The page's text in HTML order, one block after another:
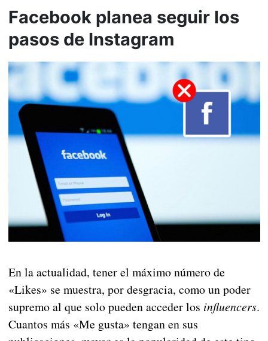
Facebook planea seguir los
pasos de Instagram
En la actualidad, tener el máximo número de
«Likes» se muestra, por desgracia, como un poder
supremo al que solo pueden acceder los influencers.
Cuantos más «Me gusta» tengan en sus